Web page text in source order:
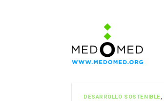
DESARROLLO SOSTENIBLE,